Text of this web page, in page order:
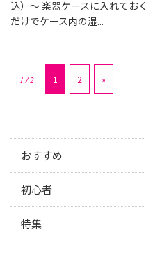
込）～ 楽器ケースに入れておく
だけでケース内の湿...
1 / 2 1 2 »
おすすめ
初心者
特集